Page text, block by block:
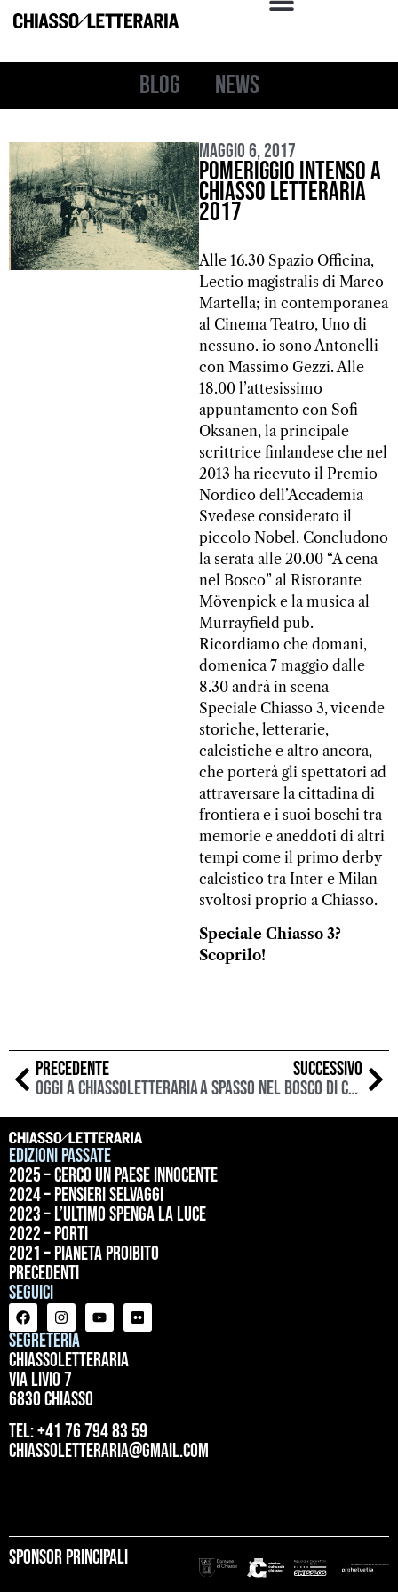
Blog News
Maggio 6, 2017
Pomeriggio intenso a
Chiasso Letteraria
2017
Alle 16.30 Spazio Officina,
Lectio magistralis di Marco
Martella; in contemporanea
al Cinema Teatro, Uno di
nessuno. io sono Antonelli
con Massimo Gezzi. Alle
18.00 l’attesissimo
appuntamento con Sofi
Oksanen, la principale
scrittrice finlandese che nel
2013 ha ricevuto il Premio
Nordico dell’Accademia
Svedese considerato il
piccolo Nobel. Concludono
la serata alle 20.00 “A cena
nel Bosco” al Ristorante
Mövenpick e la musica al
Murrayfield pub.
Ricordiamo che domani,
domenica 7 maggio dalle
8.30 andrà in scena
Speciale Chiasso 3, vicende
storiche, letterarie,
calcistiche e altro ancora,
che porterà gli spettatori ad
attraversare la cittadina di
frontiera e i suoi boschi tra
memorie e aneddoti di altri
tempi come il primo derby
calcistico tra Inter e Milan
svoltosi proprio a Chiasso.
Speciale Chiasso 3?
Scoprilo!
PRECEDENTE
Oggi a Chiassoletteraria
SUCCESSIVO
A spasso nel bosco di Chiasso Letteraria
Edizioni passate
2025 – Cerco un paese innocente
2024 – Pensieri selvaggi
2023 – L’ultimo spenga la luce
2022 – Porti
2021 – Pianeta proibito
precedenti
Seguici
Segreteria
ChiassoLetteraria
Via Livio 7
6830 Chiasso
tel: +41 76 794 83 59
chiassoletteraria@gmail.com
Sponsor principali